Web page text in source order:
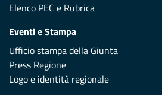
Elenco PEC e Rubrica
Eventi e Stampa
Ufficio stampa della Giunta
Press Regione
Logo e identità regionale